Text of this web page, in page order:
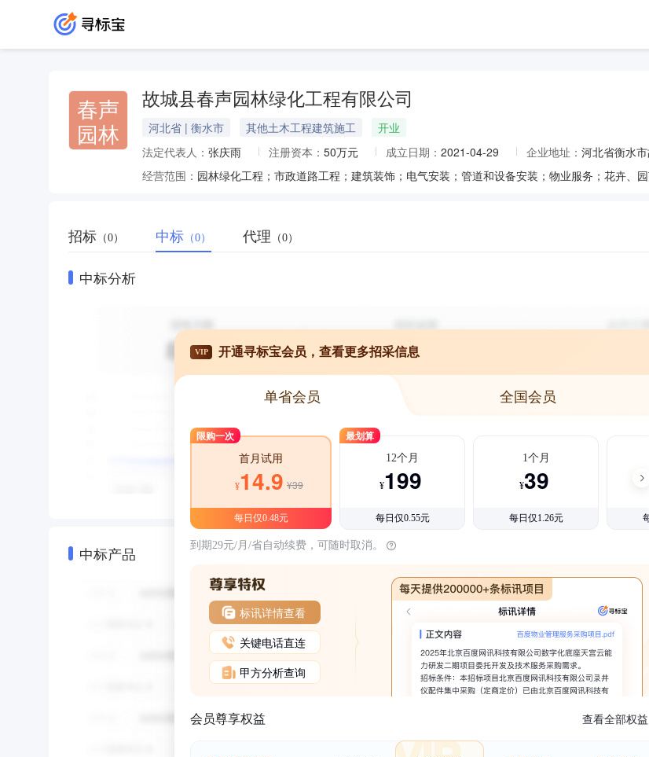
春声
园林
故城县春声园林绿化工程有限公司
河北省 | 衡水市 其他土木工程建筑施工
开业
法定代表人： 张庆雨 注册资本： 50万元 成立日期： 2021-04-29 企业地址： 河北省衡水
经营范围：
招标 （0） 中标 （0） 代理 （0）
中标分析
中标产品
VIP 开通寻标宝会员，查看更多招采信息
单省会员 全国会员
限购一次
首月试用
¥14.9 ¥39
每日仅0.48元
最划算
12个月
¥199
每日仅0.55元
1个月
¥39
每日仅1.26元
到期29元/月/省自动续费，可随时取消。
标讯详情查看
关键电话直连
甲方分析查询
会员尊享权益 查看全部权益